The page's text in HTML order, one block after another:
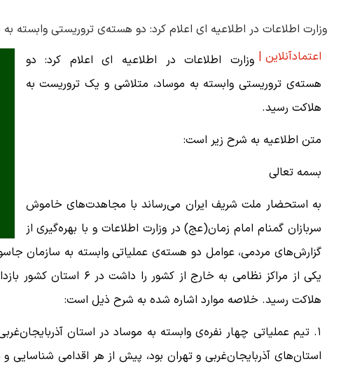
وزارت اطلاعات در اطلاعیه ای اعلام کرد: دو هسته‌ی تروریستی
اعتمادآنلاین | وزارت اطلاعات در اطلاعیه ای اعلام کرد: دو
هسته‌ی تروریستی وابسته به موساد، متلاشی و یک تروریست به
هلاکت رسید.
متن اطلاعیه به شرح زیر است:
بسمه تعالی
به‌ استحضار ملت شریف ایران می‌رساند با مجاهدت‌های خاموش
سربازان گمنام امام زمان(عج) در وزارت اطلاعات و با بهره‌گیری از
گزارش‌های مردمی، عوامل دو هسته‌ی عملیاتی وابسته به سازمان
یکی از مراکز نظامی به
هلاکت رسید. خلاصه موارد اشاره شده به شرح ذیل است:
۱. تیم عملیاتی چهار نفره‌ی وابسته به موساد در استان
استان‌های آذربایجان‌غربی و تهران بود، پیش از هر اقدامی